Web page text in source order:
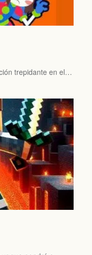
trepidante en el…